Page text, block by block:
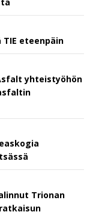
TIE eteenpäin
yhteistyöhön
Trionan